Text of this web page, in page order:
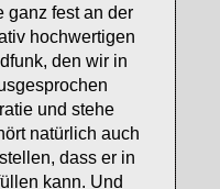
ganz fest an der
hochwertigen
den wir in
und stehe
natürlich auch
dass er in
kann. Und